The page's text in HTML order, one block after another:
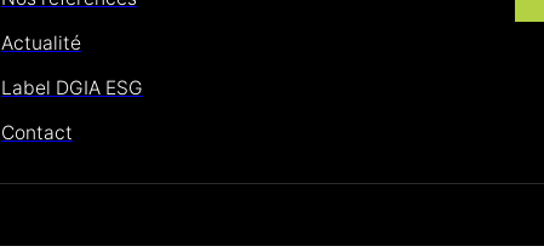
Actualité
Label DGIA ESG
Contact